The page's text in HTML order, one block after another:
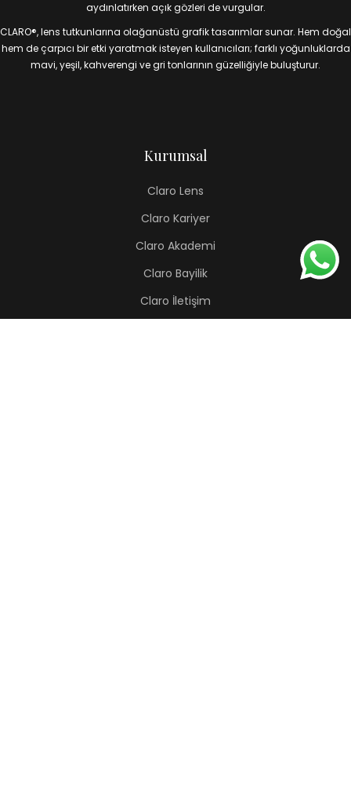
aydınlatırken açık gözleri de vurgular.
CLARO®, lens tutkunlarına olağanüstü grafik tasarımlar sunar. Hem doğal
hem de çarpıcı bir etki yaratmak isteyen kullanıcıları; farklı yoğunluklarda
mavi, yeşil, kahverengi ve gri tonlarının güzelliğiyle buluşturur.
Kurumsal
Claro Lens
Claro Kariyer
Claro Akademi
Claro Bayilik
Claro İletişim